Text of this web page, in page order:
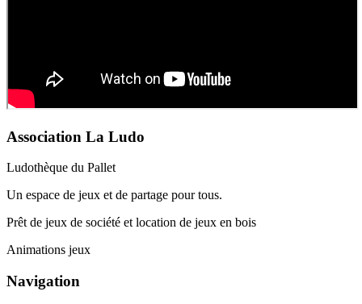
Association La Ludo
Ludothèque du Pallet
Un espace de jeux et de partage pour tous.
Prêt de jeux de société et location de jeux en bois
Animations jeux
Navigation